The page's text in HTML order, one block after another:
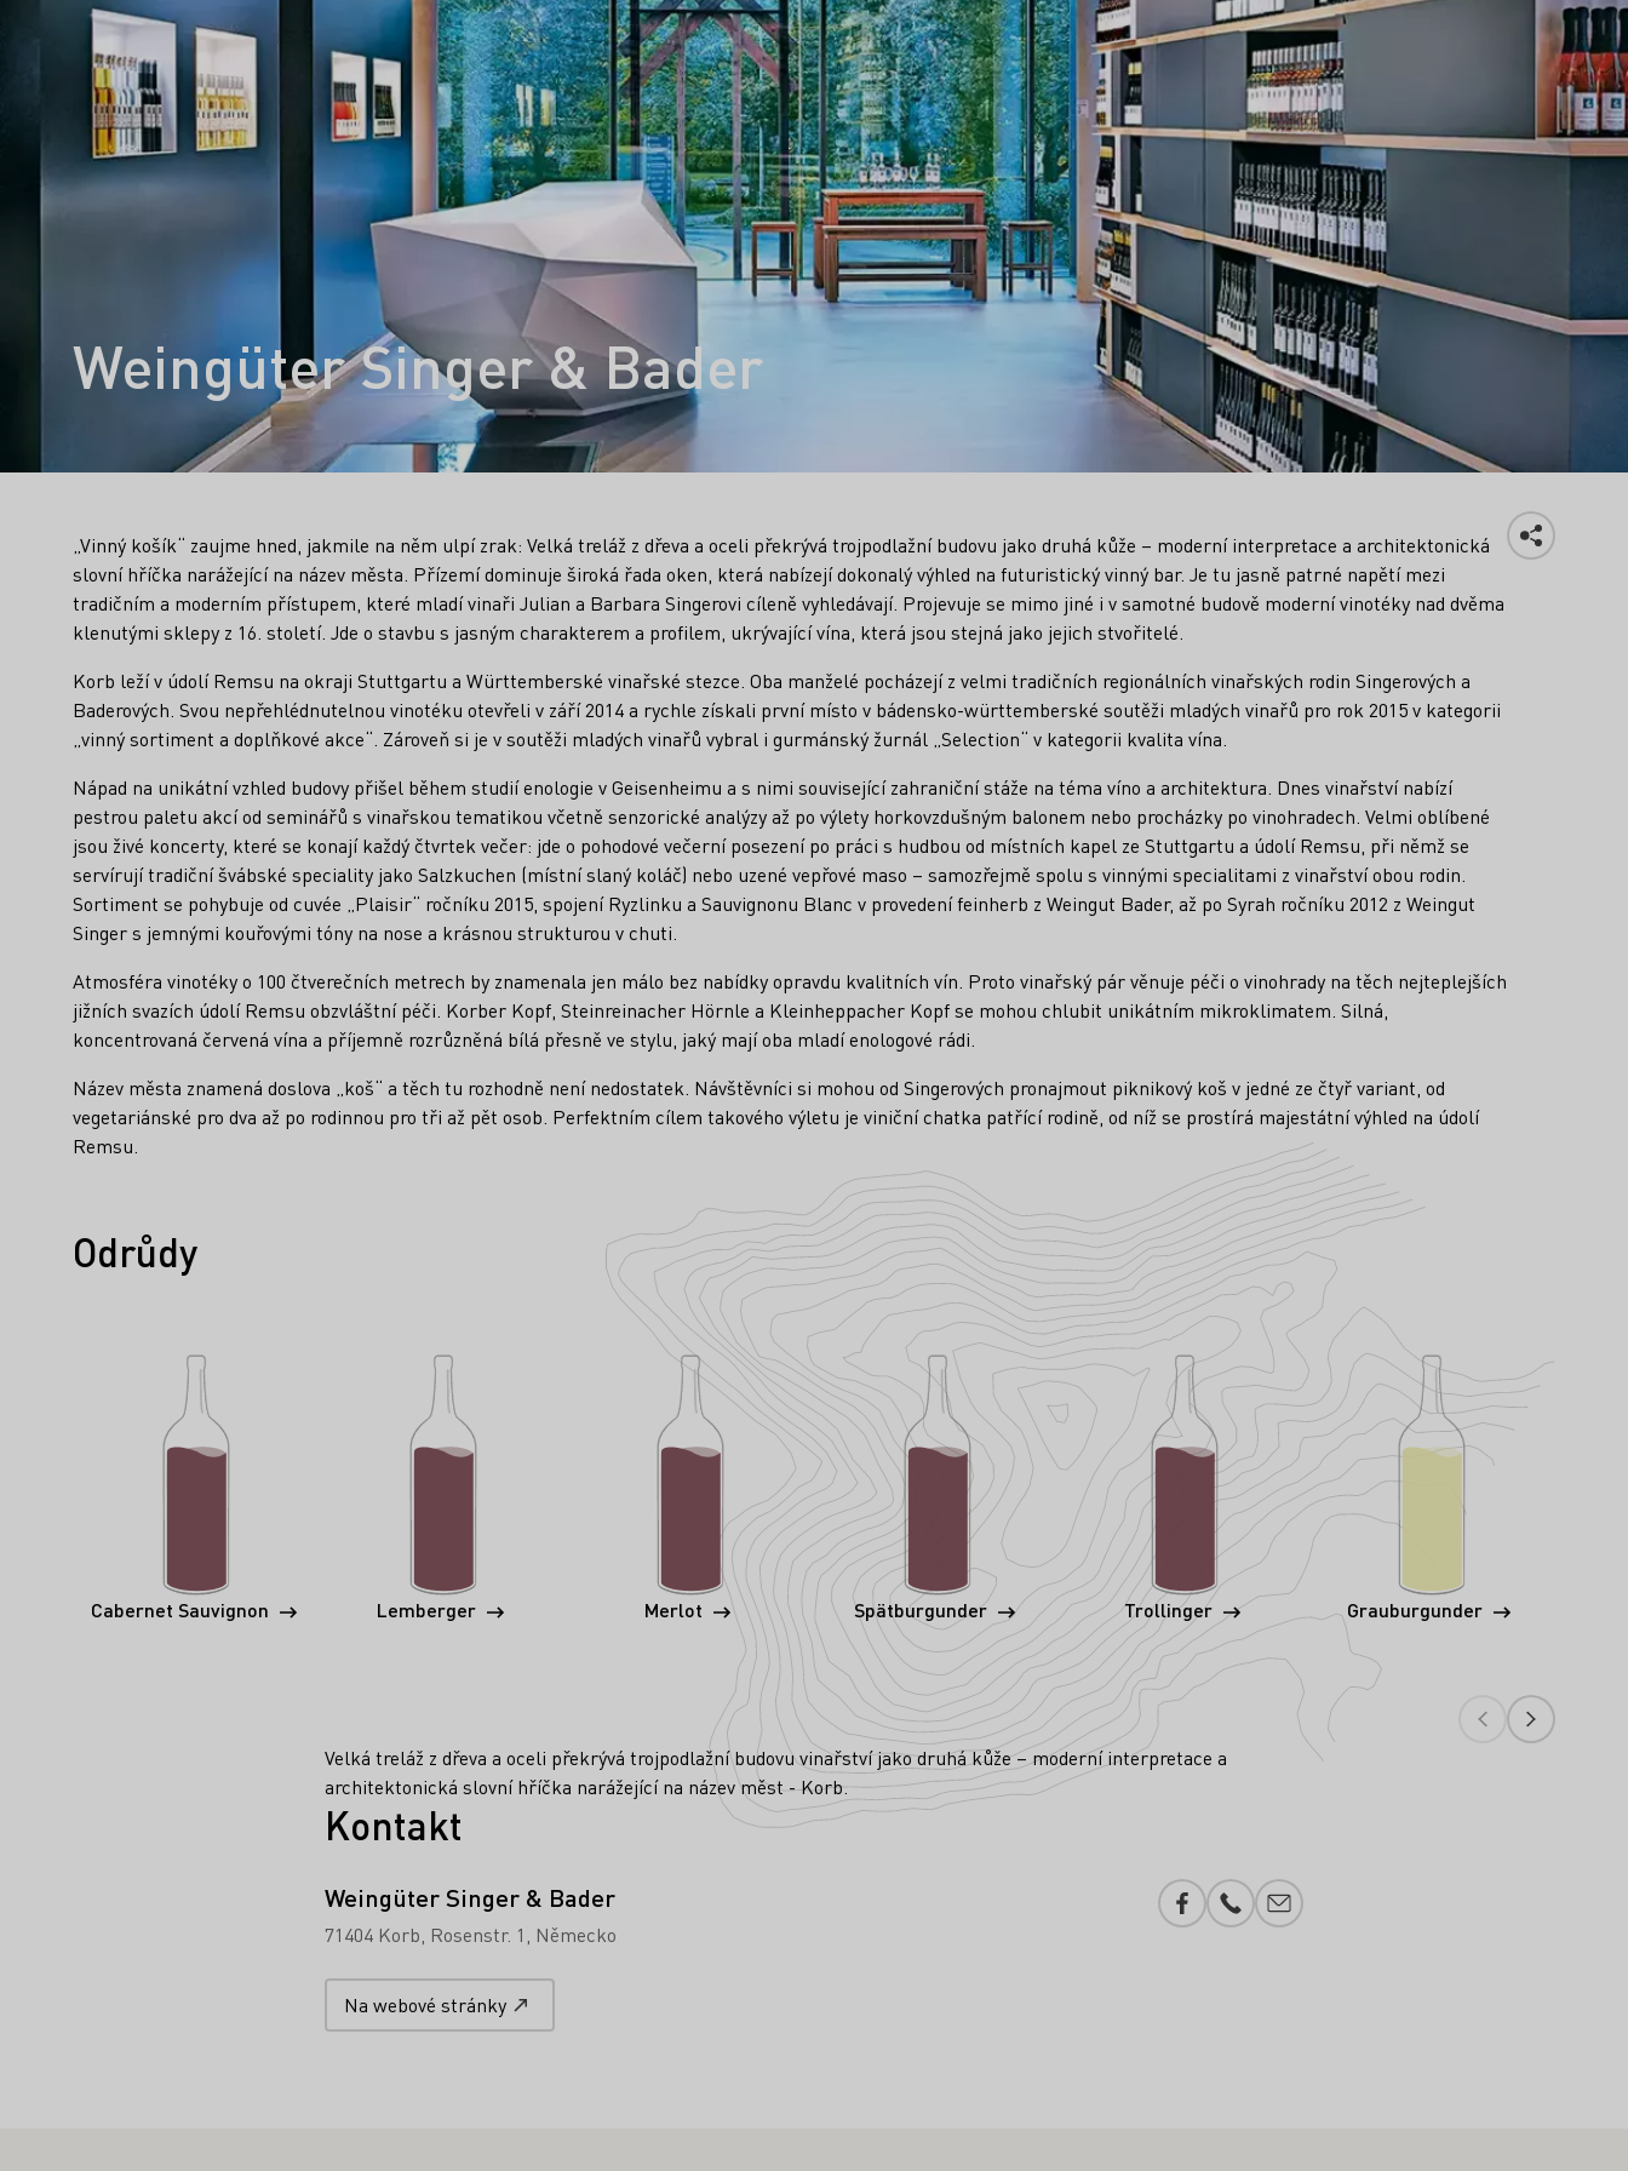
Weingüter Singer & Bader
„Vinný košík“ zaujme hned, jakmile na něm ulpí zrak: Velká treláž z dřeva a oceli překrývá trojpodlažní budovu jako druhá kůže – moderní interpretace a architektonická
slovní hříčka narážející na název města. Přízemí dominuje široká řada oken, která nabízejí dokonalý výhled na futuristický vinný bar. Je tu jasně patrné napětí mezi
tradičním a moderním přístupem, které mladí vinaři Julian a Barbara Singerovi cíleně vyhledávají. Projevuje se mimo jiné i v samotné budově moderní vinotéky nad dvěma
klenutými sklepy z 16. století. Jde o stavbu s jasným charakterem a profilem, ukrývající vína, která jsou stejná jako jejich stvořitelé.
Korb leží v údolí Remsu na okraji Stuttgartu a Württemberské vinařské stezce. Oba manželé pocházejí z velmi tradičních regionálních vinařských rodin Singerových a
Baderových. Svou nepřehlédnutelnou vinotéku otevřeli v září 2014 a rychle získali první místo v bádensko-württemberské soutěži mladých vinařů pro rok 2015 v kategorii
„vinný sortiment a doplňkové akce“. Zároveň si je v soutěži mladých vinařů vybral i gurmánský žurnál „Selection“ v kategorii kvalita vína.
Nápad na unikátní vzhled budovy přišel během studií enologie v Geisenheimu a s nimi související zahraniční stáže na téma víno a architektura. Dnes vinařství nabízí
pestrou paletu akcí od seminářů s vinařskou tematikou včetně senzorické analýzy až po výlety horkovzdušným balonem nebo procházky po vinohradech. Velmi oblíbené
jsou živé koncerty, které se konají každý čtvrtek večer: jde o pohodové večerní posezení po práci s hudbou od místních kapel ze Stuttgartu a údolí Remsu, při němž se
servírují tradiční švábské speciality jako Salzkuchen (místní slaný koláč) nebo uzené vepřové maso – samozřejmě spolu s vinnými specialitami z vinařství obou rodin.
Sortiment se pohybuje od cuvée „Plaisir“ ročníku 2015, spojení Ryzlinku a Sauvignonu Blanc v provedení feinherb z Weingut Bader, až po Syrah ročníku 2012 z Weingut
Singer s jemnými kouřovými tóny na nose a krásnou strukturou v chuti.
Atmosféra vinotéky o 100 čtverečních metrech by znamenala jen málo bez nabídky opravdu kvalitních vín. Proto vinařský pár věnuje péči o vinohrady na těch nejteplejších
jižních svazích údolí Remsu obzvláštní péči. Korber Kopf, Steinreinacher Hörnle a Kleinheppacher Kopf se mohou chlubit unikátním mikroklimatem. Silná,
koncentrovaná červená vína a příjemně rozrůzněná bílá přesně ve stylu, jaký mají oba mladí enologové rádi.
Název města znamená doslova „koš“ a těch tu rozhodně není nedostatek. Návštěvníci si mohou od Singerových pronajmout piknikový koš v jedné ze čtyř variant, od
vegetariánské pro dva až po rodinnou pro tři až pět osob. Perfektním cílem takového výletu je viniční chatka patřící rodině, od níž se prostírá majestátní výhled na údolí
Remsu.
Odrůdy
Cabernet Sauvignon Lemberger Merlot Spätburgunder Trollinger Grauburgunder
Velká treláž z dřeva a oceli překrývá trojpodlažní budovu vinařství jako druhá kůže – moderní interpretace a
architektonická slovní hříčka narážející na název měst - Korb.
Kontakt
Weingüter Singer & Bader
71404 Korb Rosenstr. 1 Německo
FacebookTelefonní číslo
Přidání e-mailu
Na webové stránky